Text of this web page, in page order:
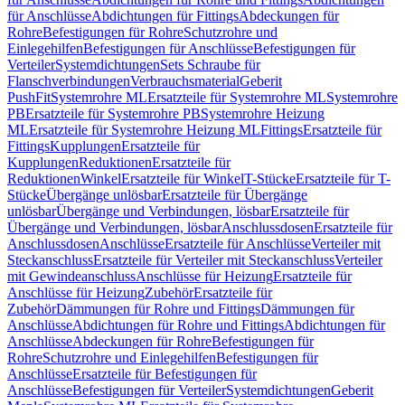
für AnschlüsseAbdichtungen für FittingsAbdeckungen für
RohreBefestigungen für RohreSchutzrohre und
EinlegehilfenBefestigungen für AnschlüsseBefestigungen für
VerteilerSystemdichtungenSets Schraube für
FlanschverbindungenVerbrauchsmaterialGeberit
PushFitSystemrohre MLErsatzteile für Systemrohre MLSystemrohre
PBErsatzteile für Systemrohre PBSystemrohre Heizung
MLErsatzteile für Systemrohre Heizung MLFittingsErsatzteile für
FittingsKupplungenErsatzteile für
KupplungenReduktionenErsatzteile für
ReduktionenWinkelErsatzteile für WinkelT-StückeErsatzteile für T-
StückeÜbergänge unlösbarErsatzteile für Übergänge
unlösbarÜbergänge und Verbindungen, lösbarErsatzteile für
Übergänge und Verbindungen, lösbarAnschlussdosenErsatzteile für
AnschlussdosenAnschlüsseErsatzteile für AnschlüsseVerteiler mit
SteckanschlussErsatzteile für Verteiler mit SteckanschlussVerteiler
mit GewindeanschlussAnschlüsse für HeizungErsatzteile für
Anschlüsse für HeizungZubehörErsatzteile für
ZubehörDämmungen für Rohre und FittingsDämmungen für
AnschlüsseAbdichtungen für Rohre und FittingsAbdichtungen für
AnschlüsseAbdeckungen für RohreBefestigungen für
RohreSchutzrohre und EinlegehilfenBefestigungen für
AnschlüsseErsatzteile für Befestigungen für
AnschlüsseBefestigungen für VerteilerSystemdichtungenGeberit